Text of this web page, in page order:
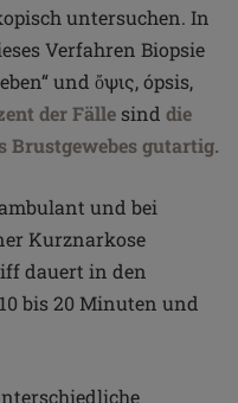
untersuchen. In
Verfahren Biopsie
und ὄψις, ópsis,
der Fälle sind die
Brustgewebes gutartig.
und bei
Kurznarkose
dauert in den
bis 20 Minuten und